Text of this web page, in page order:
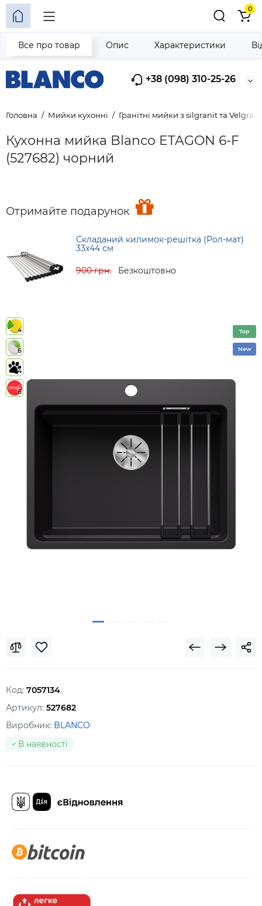
+38 (098) 310-25-26
0
Головна Мийки кухонні Гранітні мийки з silgranit та
Кухонна мийка Blanco ETAGON 6-F
(527682) чорний
Отримайте подарунок
Складаний килимок-решітка (Рол-мат)
33х44 см
900 грн. Безкоштовно
Все про товар Опис Характеристики
4
6
4
6
Top
New
Код: 7057134
Артикул: 527682
Виробник: BLANCO
В наявності